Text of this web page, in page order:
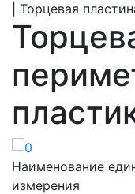
Торцевая
Наименование
измерения